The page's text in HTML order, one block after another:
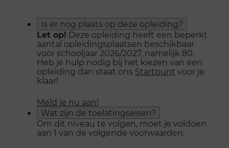
Is er nog plaats op deze opleiding?
Let op! Deze opleiding heeft een beperkt
aantal opleidingsplaatsen beschikbaar
voor schooljaar 2026/2027, namelijk 80.
Heb je hulp nodig bij het kiezen van een
opleiding dan staat ons Startpunt voor je
klaar!
Meld je nu aan!
Wat zijn de toelatingseisen?
Om dit niveau te volgen, moet je voldoen
aan 1 van de volgende voorwaarden: